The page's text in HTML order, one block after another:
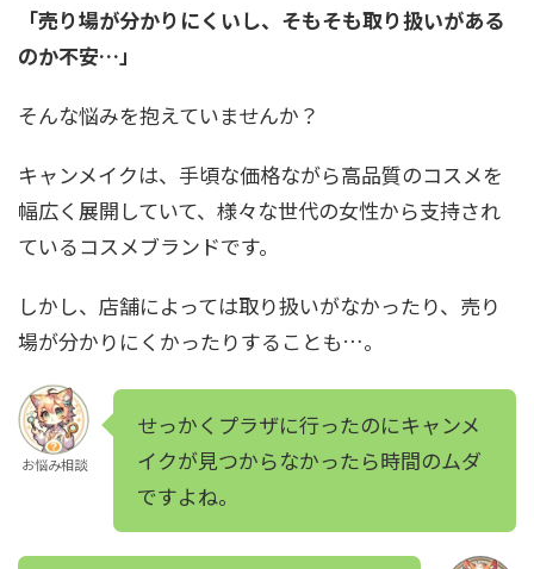
「売り場が分かりにくいし、そもそも取り扱いがある
のか不安…」
そんな悩みを抱えていませんか？
キャンメイクは、手頃な価格ながら高品質のコスメを
幅広く展開していて、様々な世代の女性から支持され
ているコスメブランドです。
しかし、店舗によっては取り扱いがなかったり、売り
場が分かりにくかったりすることも…。
お悩み相談
せっかくプラザに行ったのにキャンメ
イクが見つからなかったら時間のムダ
ですよね。